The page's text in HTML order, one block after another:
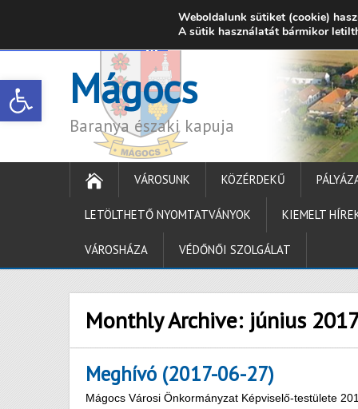
Open toolbar
7342 Mágocs, Szabadság utca 39.
Mágocs
Baranya északi kapuja
VÁROSUNK KÖZÉRDEKŰ
LETÖLTHETŐ NYOMTATVÁNYOK KIEMELT
VÁROSHÁZA VÉDŐNŐI SZOLGÁLAT
Monthly Archive: június
Meghívó (2017-06-27)
Mágocs Városi Önkormányzat Képviselő-testülete
Weboldalunk sütiket (cookie)
A sütik használatát bármikor